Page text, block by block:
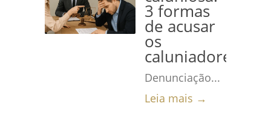
3 formas
de acusar
os
caluniadores
Denunciação...
Leia mais →